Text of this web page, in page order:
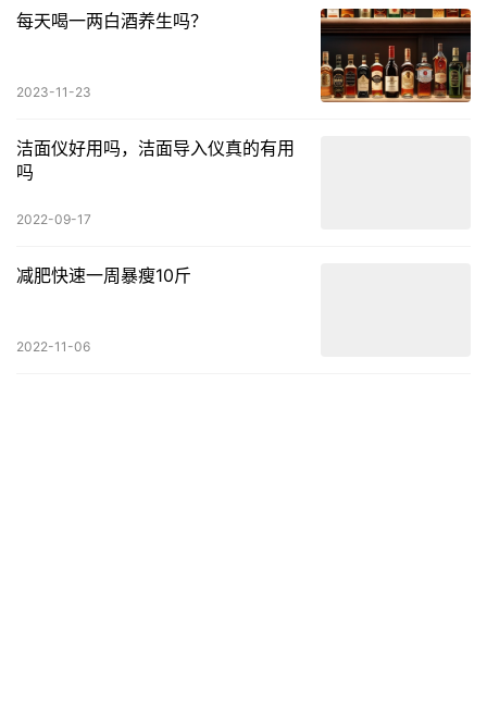
每天喝一两白酒养生吗？
2023-11-23
洁面仪好用吗，洁面导入仪真的有用
吗
2022-09-17
减肥快速一周暴瘦10斤
2022-11-06